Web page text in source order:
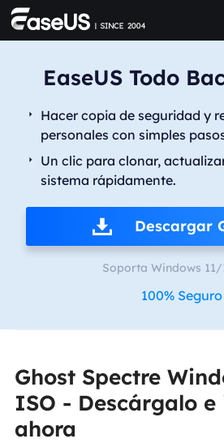
EaseUS Todo
Hacer copia de seguridad y
personales con simples
Un clic para clonar,
sistema rápidamente.
Descargar
Soporta Windows
100% Seguro
Ghost Spectre
ISO - Descárgalo
ahora